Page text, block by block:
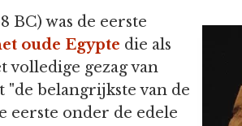
BC) was de eerste
oude Egypte die als
volledige gezag van
"de belangrijkste van de
eerste onder de edele